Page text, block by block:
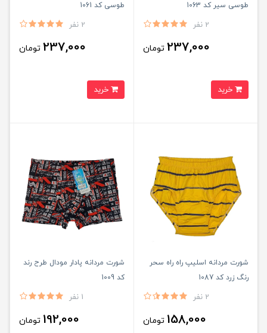
طوسی سیر کد 1063
2 نفر
237,000 تومان
طوسی کد 1061
2 نفر
237,000 تومان
شورت مردانه اسلیپ راه راه سحر
رنگ زرد کد 1087
2 نفر
158,000 تومان
شورت مردانه پادار مودال طرح رند
کد 1009
1 نفر
192,000 تومان